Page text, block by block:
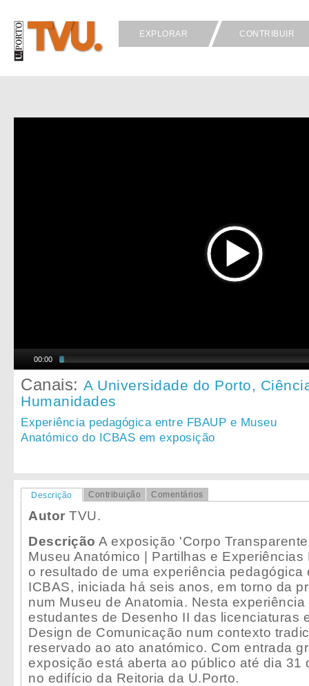
EXPLORAR CONTRIBUIR
00:00
Canais: A Universidade do Porto,
Humanidades
Experiência pedagógica entre FBAUP e Museu
Anatómico do ICBAS em exposição
Descrição Contribuição Comentários
Autor TVU.
Descrição A exposição 'Corpo
Museu Anatómico | Partilhas e
o resultado de uma experiência pedagógica
ICBAS, iniciada há seis anos, em torno da
num Museu de Anatomia. Nesta
estudantes de Desenho II das licenciaturas
Design de Comunicação num contexto
reservado ao ato anatómico. Com entrada
exposição está aberta ao público até dia 31
no edifício da Reitoria da U.Porto.